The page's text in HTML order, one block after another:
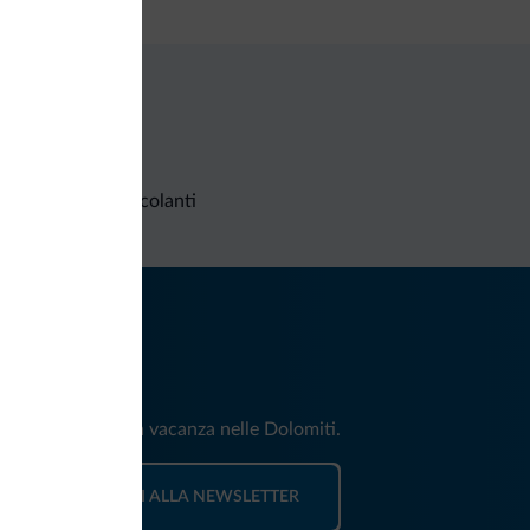
Richieste non vincolanti
news per la tua vacanza nelle Dolomiti.
ISCRIVITI ALLA NEWSLETTER